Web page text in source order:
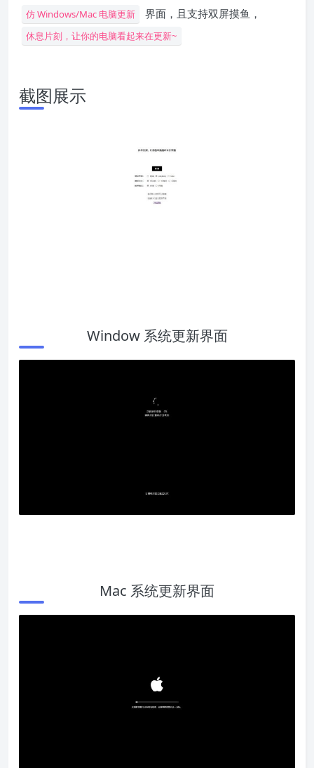
仿 Windows/Mac 电脑更新 界面，且支持双屏摸鱼，
休息片刻，让你的电脑看起来在更新~
截图展示
Window 系统更新界面
Mac 系统更新界面